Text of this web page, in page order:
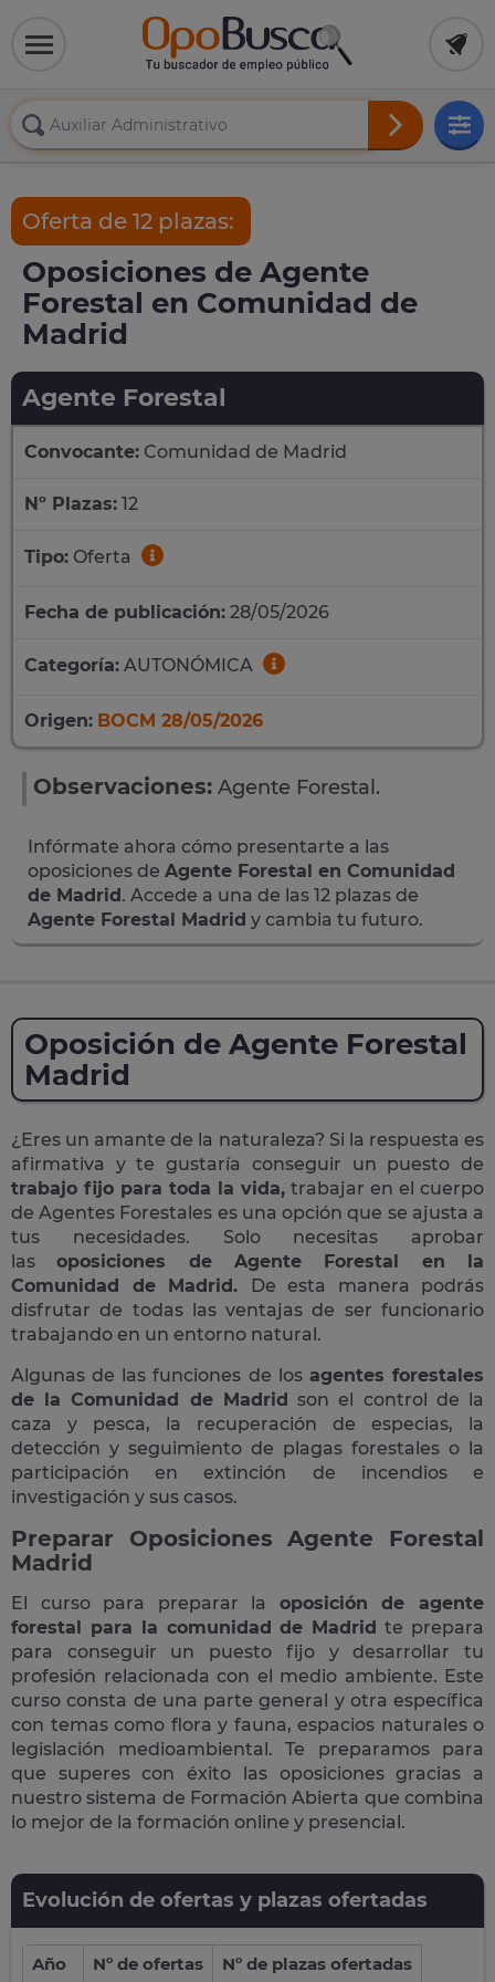
Oferta de 12 plazas:
Oposiciones de Agente
Forestal en Comunidad de
Madrid
Agente Forestal
Convocante: Comunidad de Madrid
Nº Plazas: 12
Tipo: Oferta
Fecha de publicación: 28/05/2026
Categoría: AUTONÓMICA
Origen: BOCM 28/05/2026
Observaciones: Agente Forestal.
Infórmate ahora cómo presentarte a las
oposiciones de Agente Forestal en Comunidad
de Madrid. Accede a una de las 12 plazas de
Agente Forestal Madrid y cambia tu futuro.
Oposición de Agente Forestal
Madrid
¿Eres un amante de la naturaleza? Si la respuesta es
afirmativa y te gustaría conseguir un puesto de
trabajo fijo para toda la vida, trabajar en el cuerpo
de Agentes Forestales es una opción que se ajusta a
tus necesidades. Solo necesitas aprobar
lasoposiciones de Agente Forestal en la
Comunidad de Madrid. De esta manera podrás
disfrutar de todas las ventajas de ser funcionario
trabajando en un entorno natural.
Algunas de las funciones de los agentes forestales
de la Comunidad de Madrid son el control de la
caza y pesca, la recuperación de especias, la
detección y seguimiento de plagas forestales o la
participación en extinción de incendios e
investigación y sus casos.
Preparar Oposiciones Agente Forestal
Madrid
El curso para preparar la oposición de agente
forestal para la comunidad de Madrid te prepara
para conseguir un puesto fijo y desarrollar tu
profesión relacionada con el medio ambiente. Este
curso consta de una parte general y otra específica
con temas como flora y fauna, espacios naturales o
legislación medioambiental. Te preparamos para
que superes con éxito las oposiciones gracias a
nuestro sistema de Formación Abierta que combina
lo mejor de la formación online y presencial.
Evolución de ofertas y plazas ofertadas
Año Nº de ofertas Nº de plazas ofertadas